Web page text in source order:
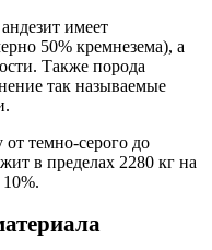
имеет
50% кремнезема), а
Также порода
так называемые
от темно-серого до
в пределах 2280 кг на